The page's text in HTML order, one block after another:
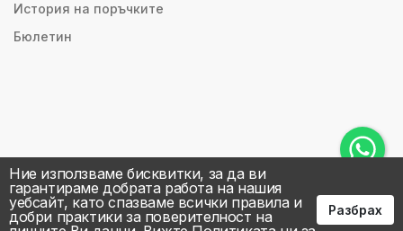
Ние използваме бисквитки, за да ви
гарантираме добрата работа на нашия
уебсайт, като спазваме всички правила и
добри практики за поверителност на
Разбрах
История на поръчките
Бюлетин